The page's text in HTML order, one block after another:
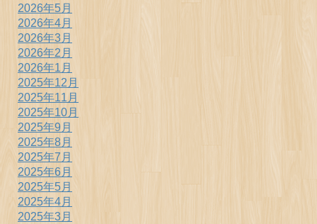
2026年5月
2026年4月
2026年3月
2026年2月
2026年1月
2025年12月
2025年11月
2025年10月
2025年9月
2025年8月
2025年7月
2025年6月
2025年5月
2025年4月
2025年3月